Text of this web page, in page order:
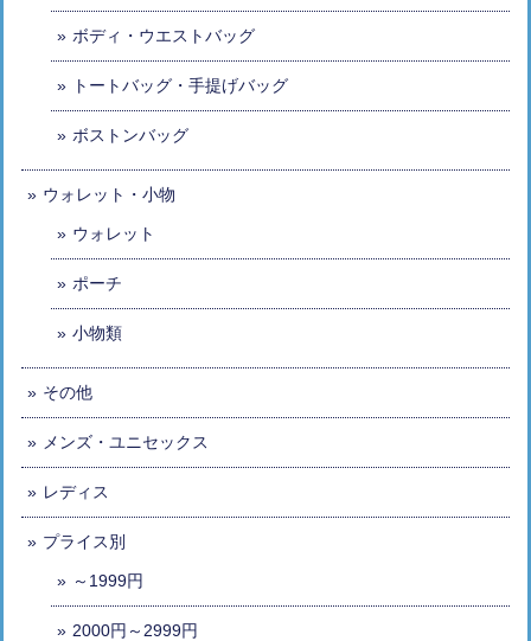
ボディ・ウエストバッグ
トートバッグ・手提げバッグ
ボストンバッグ
ウォレット・小物
ウォレット
ポーチ
小物類
その他
メンズ・ユニセックス
レディス
プライス別
～1999円
2000円～2999円